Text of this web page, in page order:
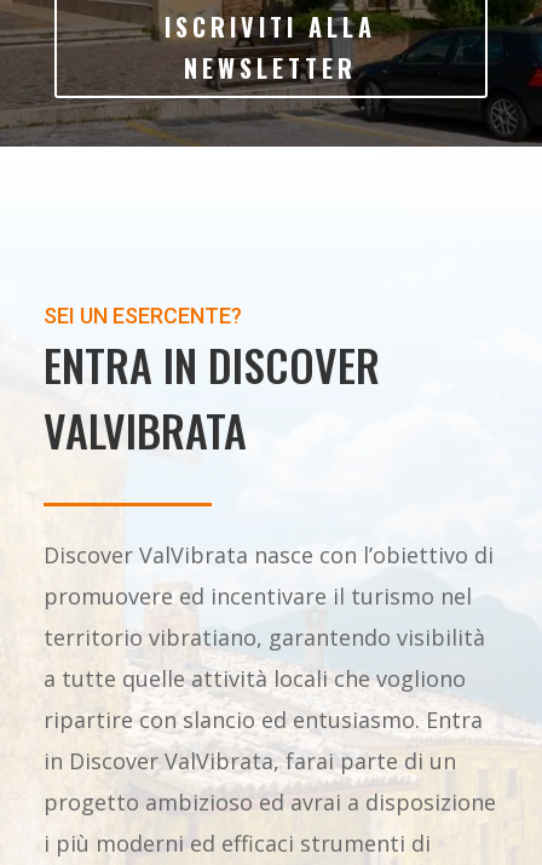
ISCRIVITI ALLA
NEWSLETTER
SEI UN ESERCENTE?
ENTRA IN DISCOVER
VALVIBRATA
Discover ValVibrata nasce con l’obiettivo di
promuovere ed incentivare il turismo nel
territorio vibratiano, garantendo visibilità
a tutte quelle attività locali che vogliono
ripartire con slancio ed entusiasmo. Entra
in Discover ValVibrata, farai parte di un
progetto ambizioso ed avrai a disposizione
i più moderni ed efficaci strumenti di